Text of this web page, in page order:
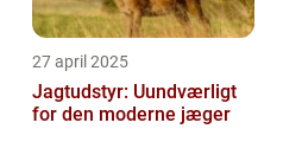
27 april 2025
Jagtudstyr: Uundværligt
for den moderne jæger